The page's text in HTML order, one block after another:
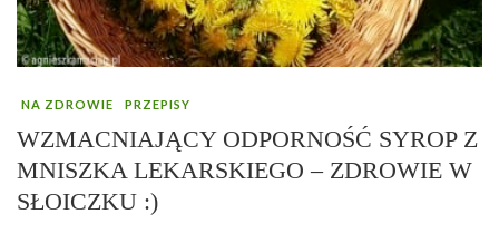
NA ZDROWIE PRZEPISY
WZMACNIAJĄCY ODPORNOŚĆ SYROP Z
MNISZKA LEKARSKIEGO – ZDROWIE W
SŁOICZKU :)